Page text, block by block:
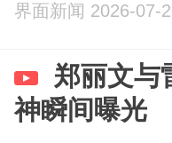
界面新闻 2026-07-
郑丽文与
神瞬间曝光